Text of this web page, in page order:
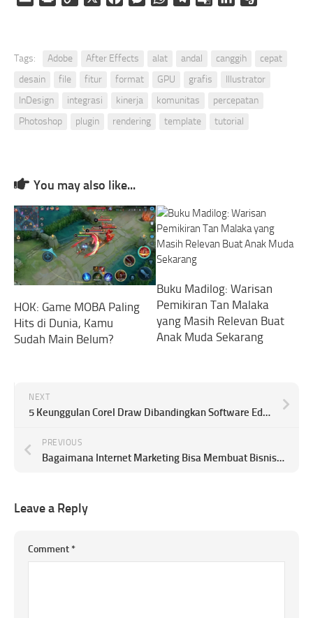
Tags: Adobe After Effects alat andal canggih
cepat
desain
file fitur format GPU grafis
Illustrator
InDesign
integrasi kinerja komunitas
percepatan
Photoshop
plugin rendering template tutorial
You may also like...
HOK: Game MOBA Paling
Hits di Dunia, Kamu
Sudah Main Belum?
Buku Madilog: Warisan
Pemikiran Tan Malaka
yang Masih Relevan Buat
Anak Muda Sekarang
NEXT
5 Keunggulan Corel Draw Dibandingkan Software Editor Lain Untuk Desain Grafis
PREVIOUS
Bagaimana Internet Marketing Bisa Membuat Bisnis atau Usaha Lebih Untung? Penjelasan Lengkap
Leave a Reply
Comment*